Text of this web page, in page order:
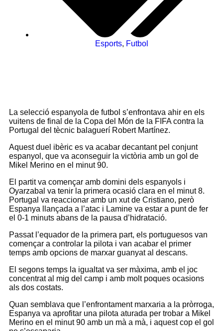
Esports, Futbol
La selecció espanyola de futbol s’enfrontava ahir en els
vuitens de final de la Copa del Món de la FIFA contra la
Portugal del tècnic balaguerí Robert Martínez.
Aquest duel ibèric es va acabar decantant pel conjunt
espanyol, que va aconseguir la victòria amb un gol de
Mikel Merino en el minut 90.
El partit va començar amb domini dels espanyols i
Oyarzabal va tenir la primera ocasió clara en el minut 8.
Portugal va reaccionar amb un xut de Cristiano, però
Espanya llançada a l’atac i Lamine va estar a punt de fer
el 0-1 minuts abans de la pausa d’hidratació.
Passat l’equador de la primera part, els portuguesos van
començar a controlar la pilota i van acabar el primer
temps amb opcions de marxar guanyat al descans.
El segons temps la igualtat va ser màxima, amb el joc
concentrat al mig del camp i amb molt poques ocasions
als dos costats.
Quan semblava que l’enfrontament marxaria a la pròrroga,
Espanya va aprofitar una pilota aturada per trobar a Mikel
Merino en el minut 90 amb un mà a mà, i aquest cop el gol